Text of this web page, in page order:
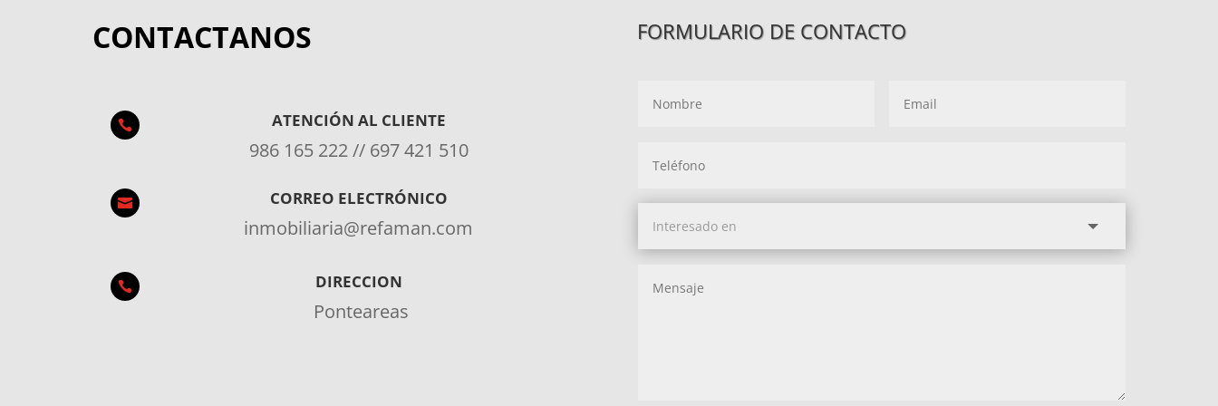
CONTACTANOS
 ATENCIÓN AL CLIENTE
986 165 222 // 697 421 510
 CORREO ELECTRÓNICO
inmobiliaria@refaman.com
 DIRECCION
Ponteareas
FORMULARIO DE CONTACTO